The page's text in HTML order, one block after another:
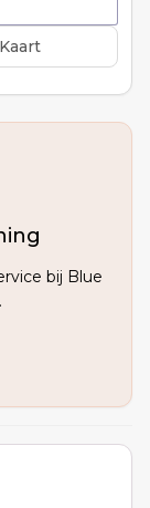
Kaart
bij Blue
en draag je
van